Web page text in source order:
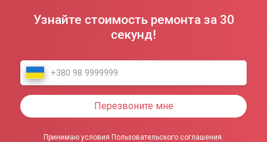
Узнайте стоимость ремонта за 30
секунд!
Перезвоните мне
Принимаю условия Пользовательского соглашения.